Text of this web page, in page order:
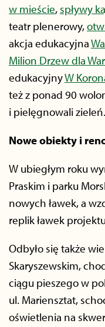
w mieście,spływy
teatr plenerowy,
akcja edukacyjna
Milion Drzew dla
edukacyjnyW
też z ponad 90
i pielęgnowali zieleń.
Nowe obiekty i
W ubiegłym roku
Praskim i parku
nowych ławek, a
replik ławek
Odbyło się także
Skaryszewskim,
ciągu pieszego w
ul. Mariensztat,
oświetlenia na